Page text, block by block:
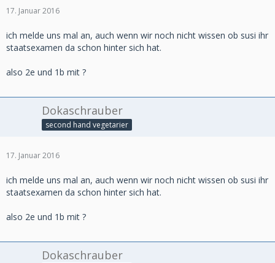
17. Januar 2016
ich melde uns mal an, auch wenn wir noch nicht wissen ob susi ihr
staatsexamen da schon hinter sich hat.
also 2e und 1b mit ?
Dokaschrauber
second hand vegetarier
17. Januar 2016
ich melde uns mal an, auch wenn wir noch nicht wissen ob susi ihr
staatsexamen da schon hinter sich hat.
also 2e und 1b mit ?
Dokaschrauber